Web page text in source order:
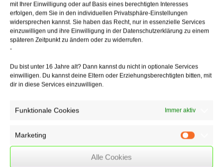
mit Ihrer Einwilligung oder auf Basis eines berechtigten Interesses
erfolgen, dem Sie in den individuellen Privatsphäre-Einstellungen
widersprechen kannst. Sie haben das Recht, nur in essenzielle Services
einzuwilligen und ihre Einwilligung in der Datenschutzerklärung zu einem
späteren Zeitpunkt zu ändern oder zu widerrufen.
-
Du bist unter 16 Jahre alt? Dann kannst du nicht in optionale Services
einwilligen. Du kannst deine Eltern oder Erziehungsberechtigten bitten, mit
dir in diese Services einzuwilligen.
Funktionale Cookies Immer aktiv
Marketing
Alle Cookies
hingegen nicht ankommen. Dies folgte schon daraus, dass selbst
Gründe, die grundsätzlich in die Verantwortungssphäre und den
Risikobereich des gewerbetreibenden Mieters fallen, von dem dann
bestehenden Sonderkündigungsrecht nicht ausgenommen waren.
05/12/2022 WSSK
Überden Autor
RelatedPosts